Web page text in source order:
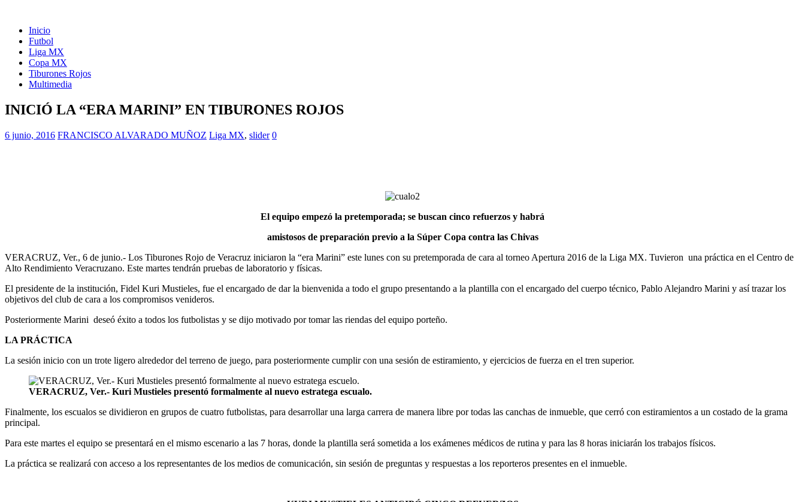
Inicio
Futbol
Liga MX
Copa MX
Tiburones Rojos
Multimedia
INICIÓ LA “ERA MARINI” EN TIBURONES ROJOS
6 junio, 2016 FRANCISCO ALVARADO MUÑOZ Liga MX, slider 0
El equipo empezó la pretemporada; se buscan cinco refuerzos y habrá
amistosos de preparación previo a la Súper Copa contra las Chivas
VERACRUZ, Ver., 6 de junio.- Los Tiburones Rojo de Veracruz iniciaron la “era Marini” este lunes con su pretemporada de cara al torneo Apertura 2016 de la Liga MX. Tuvieron una práctica en el Centro de
Alto Rendimiento Veracruzano. Este martes tendrán pruebas de laboratorio y físicas.
El presidente de la institución, Fidel Kuri Mustieles, fue el encargado de dar la bienvenida a todo el grupo presentando a la plantilla con el encargado del cuerpo técnico, Pablo Alejandro Marini y así trazar los
objetivos del club de cara a los compromisos venideros.
Posteriormente Marini deseó éxito a todos los futbolistas y se dijo motivado por tomar las riendas del equipo porteño.
LA PRÁCTICA
La sesión inicio con un trote ligero alrededor del terreno de juego, para posteriormente cumplir con una sesión de estiramiento, y ejercicios de fuerza en el tren superior.
VERACRUZ, Ver.- Kuri Mustieles presentó formalmente al nuevo estratega escualo.
Finalmente, los escualos se dividieron en grupos de cuatro futbolistas, para desarrollar una larga carrera de manera libre por todas las canchas de inmueble, que cerró con estiramientos a un costado de la grama
principal.
Para este martes el equipo se presentará en el mismo escenario a las 7 horas, donde la plantilla será sometida a los exámenes médicos de rutina y para las 8 horas iniciarán los trabajos físicos.
La práctica se realizará con acceso a los representantes de los medios de comunicación, sin sesión de preguntas y respuestas a los reporteros presentes en el inmueble.